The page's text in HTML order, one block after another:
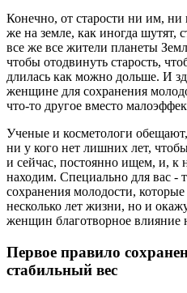
Конечно, от старости ни им,
же на земле, как иногда шутят,
все же все жители планеты
чтобы отодвинуть старость,
длилась как можно дольше. И
женщине для сохранения
что-то другое вместо
Ученые и косметологи
ни у кого нет лишних лет,
и сейчас, постоянно ищем, и, к
находим. Специально для вас -
сохранения молодости,
несколько лет жизни, но и
женщин благотворное
Первое правило
стабильный вес